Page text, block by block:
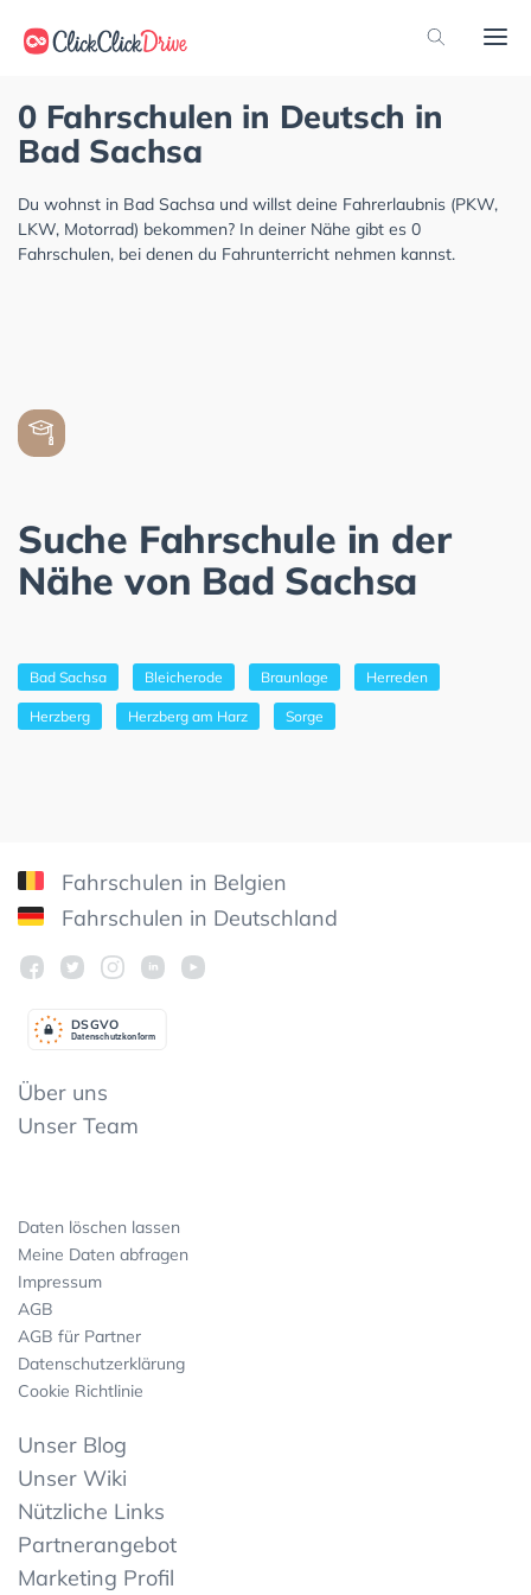
0 Fahrschulen in Deutsch in
Bad Sachsa
Du wohnst in Bad Sachsa und willst deine Fahrerlaubnis (PKW,
LKW, Motorrad) bekommen? In deiner Nähe gibt es 0
Fahrschulen, bei denen du Fahrunterricht nehmen kannst.
Suche Fahrschule in der
Nähe von Bad Sachsa
Bad Sachsa Bleicherode Braunlage Herreden
Herzberg Herzberg am Harz Sorge
Fahrschulen in Belgien
Fahrschulen in Deutschland
Datenschutzkonform
DSGVO
Über uns
Unser Team
Daten löschen lassen
Meine Daten abfragen
Impressum
AGB
AGB für Partner
Datenschutzerklärung
Cookie Richtlinie
Unser Blog
Unser Wiki
Nützliche Links
Partnerangebot
Marketing Profil